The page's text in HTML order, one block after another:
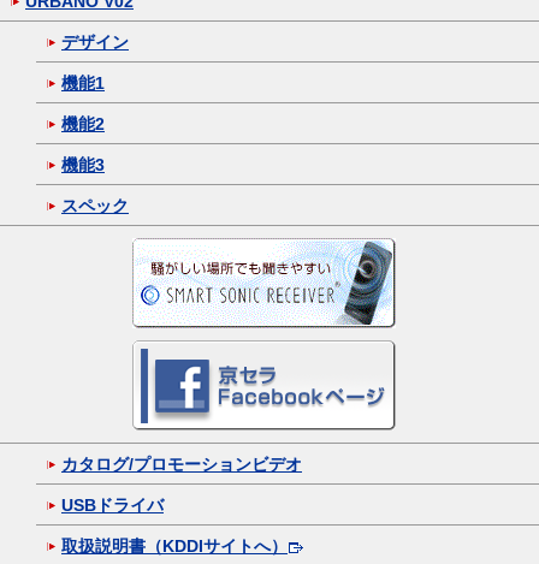
デザイン
機能1
機能2
機能3
スペック
カタログ/プロモーションビデオ
USBドライバ
取扱説明書（KDDIサイトへ）